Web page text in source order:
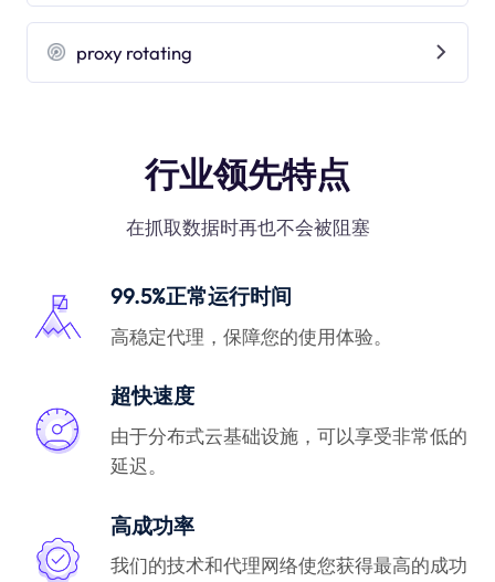
proxy rotating
行业领先特点
在抓取数据时再也不会被阻塞
99.5%正常运行时间
高稳定代理，保障您的使用体验。
超快速度
由于分布式云基础设施，可以享受非常低的
延迟。
高成功率
我们的技术和代理网络使您获得最高的成功